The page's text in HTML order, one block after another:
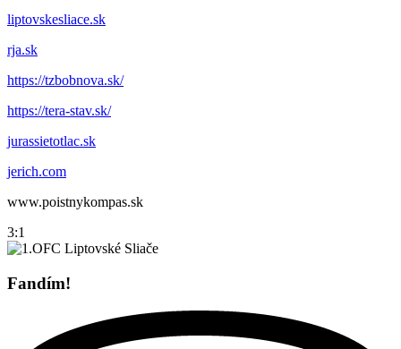
liptovskesliace.sk
rja.sk
https://tzbobnova.sk/
https://tera-stav.sk/
jurassietotlac.sk
jerich.com
www.poistnykompas.sk
3:1
Fandím!